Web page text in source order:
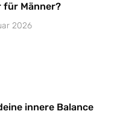
für Männer?
2026
innere Balance